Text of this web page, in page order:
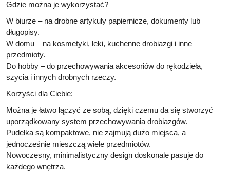
Gdzie można je wykorzystać?
W biurze – na drobne artykuły papiernicze, dokumenty lub
długopisy.
W domu – na kosmetyki, leki, kuchenne drobiazgi i inne
przedmioty.
Do hobby – do przechowywania akcesoriów do rękodzieła,
szycia i innych drobnych rzeczy.
Korzyści dla Ciebie:
Można je łatwo łączyć ze sobą, dzięki czemu da się stworzyć
uporządkowany system przechowywania drobiazgów.
Pudełka są kompaktowe, nie zajmują dużo miejsca, a
jednocześnie mieszczą wiele przedmiotów.
Nowoczesny, minimalistyczny design doskonale pasuje do
każdego wnętrza.